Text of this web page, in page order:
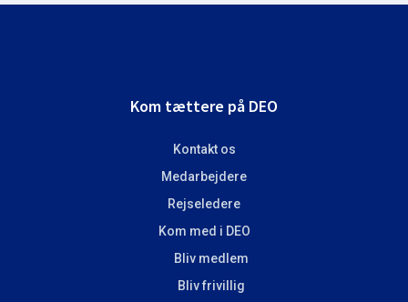
Kom tættere på DEO
Kontakt os
Medarbejdere
Rejseledere
Kom med i DEO
Bliv medlem
Bliv frivillig